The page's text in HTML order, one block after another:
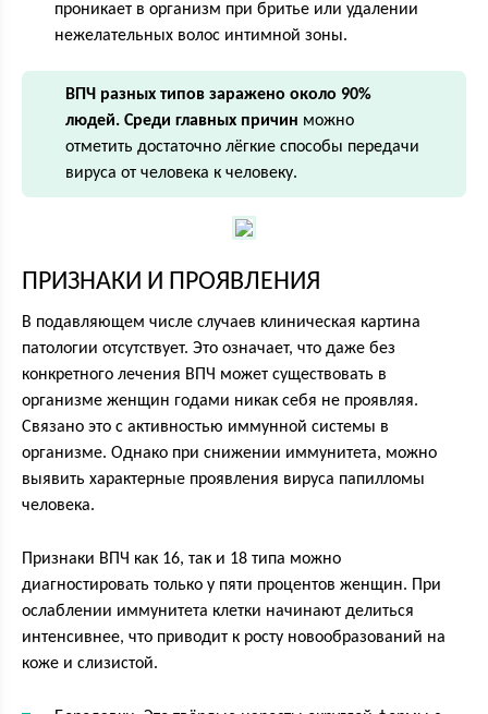
проникает в организм при бритье или удалении
нежелательных волос интимной зоны.
ВПЧ разных типов заражено около 90%
людей. Среди главных причин можно
отметить достаточно лёгкие способы передачи
вируса от человека к человеку.
ПРИЗНАКИ И ПРОЯВЛЕНИЯ
В подавляющем числе случаев клиническая картина
патологии отсутствует. Это означает, что даже без
конкретного лечения ВПЧ может существовать в
организме женщин годами никак себя не проявляя.
Связано это с активностью иммунной системы в
организме. Однако при снижении иммунитета, можно
выявить характерные проявления вируса папилломы
человека.
Признаки ВПЧ как 16, так и 18 типа можно
диагностировать только у пяти процентов женщин. При
ослаблении иммунитета клетки начинают делиться
интенсивнее, что приводит к росту новообразований на
коже и слизистой.